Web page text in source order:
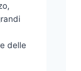
delle